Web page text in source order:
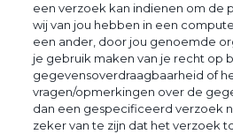
een verzoek kan indienen om de
wij van jou hebben in een
een ander, door jou genoemde
je gebruik maken van je recht op
gegevensoverdraagbaarheid of
vragen/opmerkingen over de
dan een gespecificeerd verzoek
zeker van te zijn dat het verzoek